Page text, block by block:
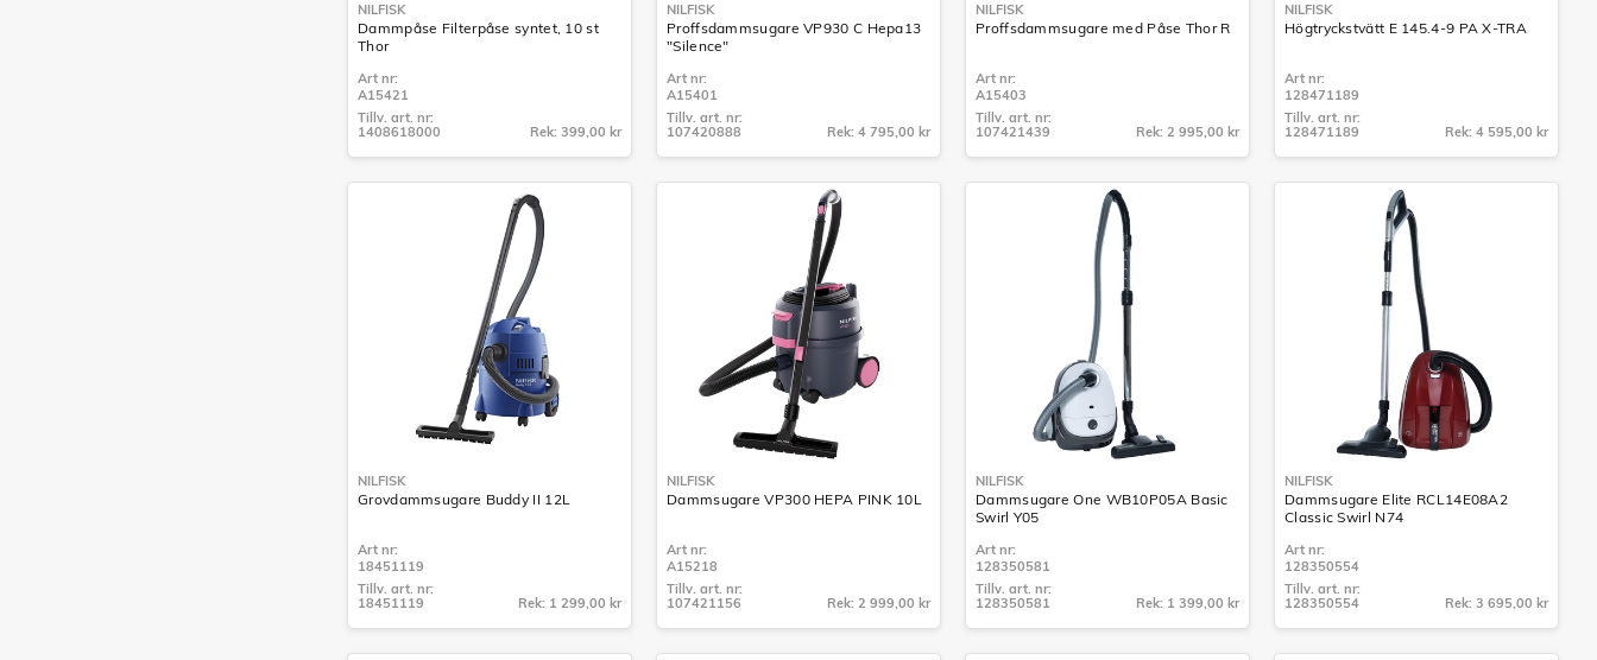
NILFISK
Dammpåse Filterpåse syntet, 10 st
Thor
Art nr:
A15421
1408618000
Tillv. art. nr:
1408618000
Rek: 399,00 kr
NILFISK
Proffsdammsugare VP930 C Hepa13
"Silence"
Art nr:
A15401
107420888
Tillv. art. nr:
107420888
Rek: 4 795,00 kr
NILFISK
Proffsdammsugare med Påse Thor R
Art nr:
A15403
107421439
Tillv. art. nr:
107421439
Rek: 2 995,00 kr
NILFISK
Högtryckstvätt E 145.4-9 PA X-TRA
Art nr:
128471189
128471189
Tillv. art. nr:
128471189
Rek: 4 595,00 kr
NILFISK
Grovdammsugare Buddy II 12L
Art nr:
18451119
18451119
Tillv. art. nr:
18451119
Rek: 1 299,00 kr
NILFISK
Dammsugare VP300 HEPA PINK 10L
Art nr:
A15218
107421156
Tillv. art. nr:
107421156
Rek: 2 999,00 kr
NILFISK
Dammsugare One WB10P05A Basic
Swirl Y05
Art nr:
128350581
128350581
Tillv. art. nr:
128350581
Rek: 1 399,00 kr
NILFISK
Dammsugare Elite RCL14E08A2
Classic Swirl N74
Art nr:
128350554
128350554
Tillv. art. nr:
128350554
Rek: 3 695,00 kr